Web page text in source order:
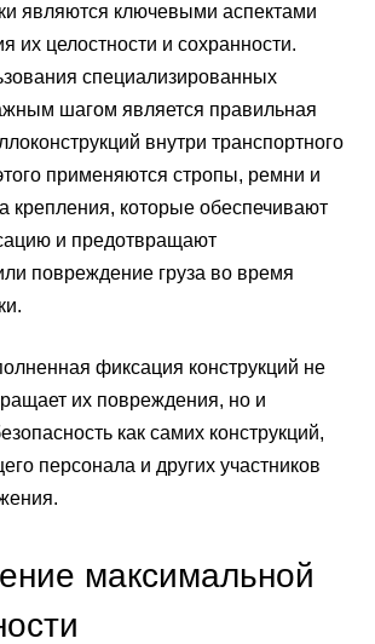
являются ключевыми аспектами
их целостности и сохранности.
специализированных
шагом является правильная
внутри транспортного
применяются стропы, ремни и
крепления, которые обеспечивают
и предотвращают
повреждение груза во время
фиксация конструкций не
их повреждения, но и
как самих конструкций,
персонала и других участников
максимальной